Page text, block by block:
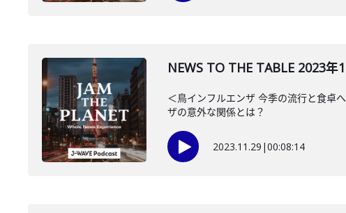
NEWS TO THE TABLE 2023
＜鳥インフルエンザ 今季の流行と食卓
ザの意外な関係とは？
2023.11.29 |00:08:14